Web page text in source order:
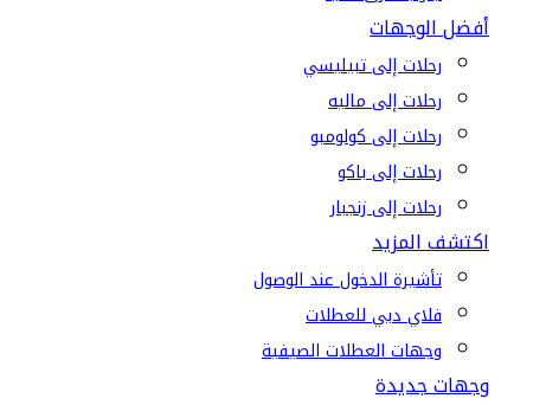
أفضل الوجهات
رحلات إلى تبيليسي
رحلات إلى ماليه
رحلات إلى كولومبو
رحلات إلى باكو
رحلات إلى زنجبار
اكتشف المزيد
تأشيرة الدخول عند الوصول
فلاي دبي للعطلات
وجهات العطلات الصيفية
وجهات جديدة